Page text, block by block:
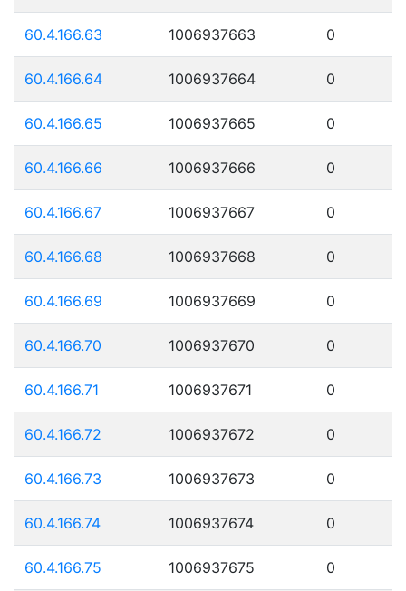
60.4.166.63 1006937663 0
60.4.166.64 1006937664 0
60.4.166.65 1006937665 0
60.4.166.66 1006937666 0
60.4.166.67 1006937667 0
60.4.166.68 1006937668 0
60.4.166.69 1006937669 0
60.4.166.70 1006937670 0
60.4.166.71 1006937671 0
60.4.166.72 1006937672 0
60.4.166.73 1006937673 0
60.4.166.74 1006937674 0
60.4.166.75 1006937675 0